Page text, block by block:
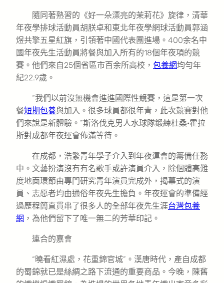
隨同著熟習的《好一朵漂亮的茉莉花》旋律，清華
年夜學排球活動員胡朕卓和東北年夜學網球活動員郭涵
煜共擎五星紅旗，引領著中國代表團進場。400余名中
國年夜先生活動員將餐與加入所有的18個年夜項的競
賽。他們來自25個省區市百余所高校， 包養網均勻年
紀22.9歲。
“我們以前沒無機會進進國際性競賽，這是第一次
餐短期包養與加入。很多球員都很年青，此次競賽對他
們來說是新體驗。”斯洛伐克男人水球隊鍛練杜桑·霍拉
斯對成都年夜運會佈滿等待。
在成都，浩繁青年學子介入到年夜運會的籌備任務
中。文藝扮演沒有有名歌手或許演員介入，除個體高難
度地面環節由專門研究青年演員完成外，揭幕式的演
員、志愿者均由通俗年夜先生擔負。年夜運會的準備經
過歷程簡直貫串了很多人的全部年夜先生涯台灣包養
網 ，為他們留下了唯一無二的芳華印記。
連合的嘉會
“曉看紅濕處，花重錦官城”。漢唐時代，產自成都
的蜀錦就已是絲綢之路下流通的重要商品。今晚，陳舊